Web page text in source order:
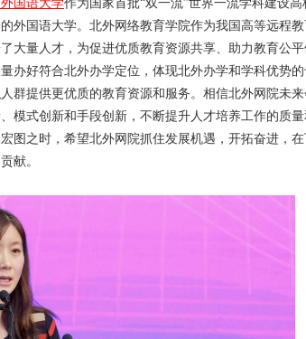
国语大学作为国家首批“双一流”世界一流学科建设高
外国语大学。北外网络教育学院作为我国高等远程
大量人才，为促进优质教育资源共享、助力教育公平
办好符合北外办学定位，体现北外办学和学科优势的
群提供更优质的教育资源和服务。相信北外网院未
模式创新和手段创新，不断提升人才培养工作的质量
图之时，希望北外网院抓住发展机遇，开拓奋进，
献。